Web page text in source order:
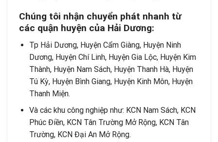
Chúng tôi nhận chuyển phát nhanh từ
các quận huyện của Hải Dương:
Tp Hải Dương, Huyện Cẩm Giàng, Huyện Ninh
Dương, Huyện Chí Linh, Huyện Gia Lộc, Huyện Kim
Thành, Huyện Nam Sách, Huyện Thanh Hà, Huyện
Tú Kỳ, Huyện Bình Giang, Huyện Kinh Môn, Huyện
Thanh Miện.
Và các khu công nghiệp như: KCN Nam Sách, KCN
Phúc Điền, KCN Tân Trường Mở Rộng, KCN Tân
Trường, KCN Đại An Mở Rộng.